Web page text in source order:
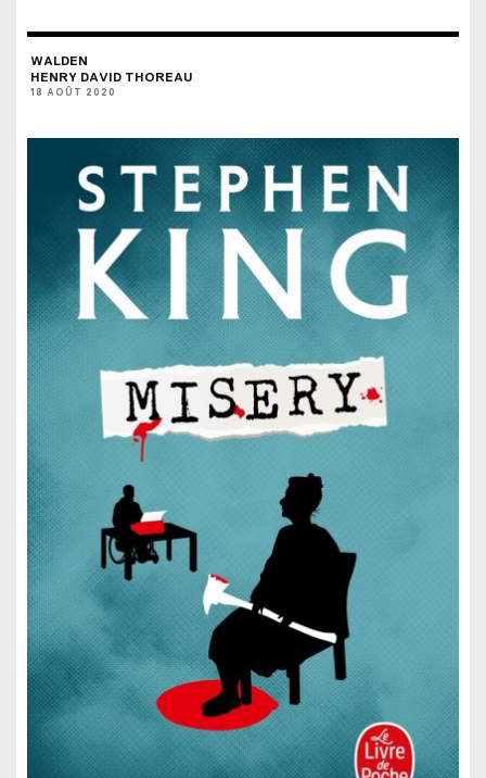
WALDEN
HENRY DAVID THOREAU
18 AOÛT 2020